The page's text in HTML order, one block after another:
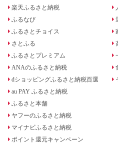
楽天ふるさと納税
ふるなび
ふるさとチョイス
さとふる
ふるさとプレミアム
ANAのふるさと納税
dショッピングふるさと納税百選
au PAY ふるさと納税
ふるさと本舗
ヤフーのふるさと納税
マイナビふるさと納税
ポイント還元キャンペーン